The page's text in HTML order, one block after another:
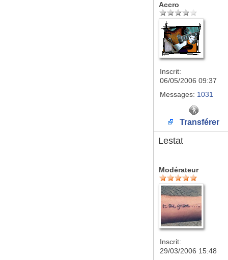
Accro
Inscrit:
06/05/2006 09:37
Messages: 1031
Transférer
Lestat
Modérateur
Inscrit:
29/03/2006 15:48